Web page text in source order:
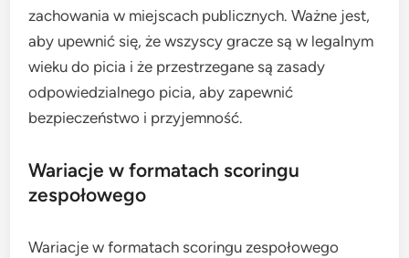
zachowania w miejscach publicznych. Ważne jest,
aby upewnić się, że wszyscy gracze są w legalnym
wieku do picia i że przestrzegane są zasady
odpowiedzialnego picia, aby zapewnić
bezpieczeństwo i przyjemność.
Wariacje w formatach scoringu
zespołowego
Wariacje w formatach scoringu zespołowego